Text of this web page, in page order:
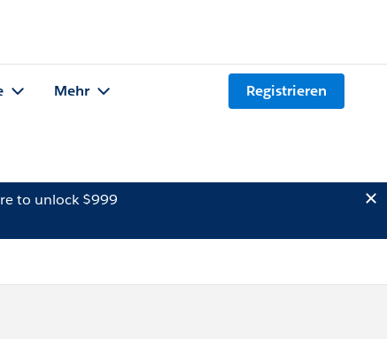
Mehr Registrieren
to unlock $999